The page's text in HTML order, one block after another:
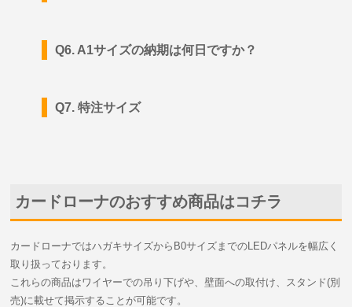
Q6. A1サイズの納期は何日ですか？
Q7. 特注サイズ
カードローナのおすすめ商品はコチラ
カードローナではハガキサイズからB0サイズまでのLEDパネルを幅広く
取り扱っております。
これらの商品はワイヤーでの吊り下げや、壁面への取付け、スタンド(別
売)に載せて掲示することが可能です。